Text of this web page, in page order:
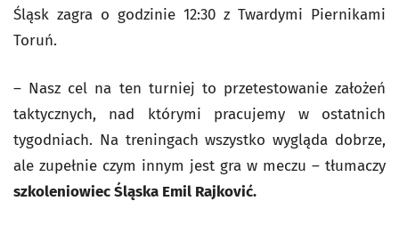
Śląsk zagra o godzinie 12:30 z Twardymi Piernikami
Toruń.
– Nasz cel na ten turniej to przetestowanie założeń
taktycznych, nad którymi pracujemy w ostatnich
tygodniach. Na treningach wszystko wygląda dobrze,
ale zupełnie czym innym jest gra w meczu – tłumaczy
szkoleniowiec Śląska Emil Rajković.